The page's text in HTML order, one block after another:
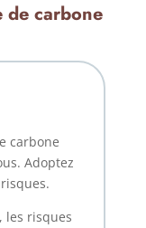
de carbone
carbone
Adoptez
les risques